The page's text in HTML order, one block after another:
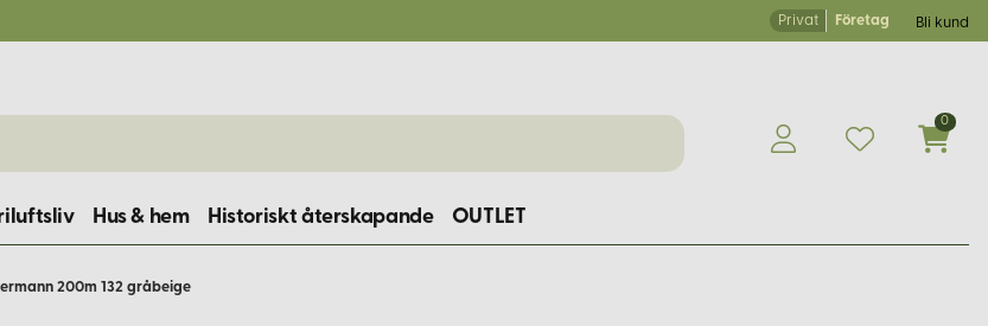
Privat Företag Bli kund
0
Hus & hem Historiskt återskapande OUTLET
200m 132 gråbeige